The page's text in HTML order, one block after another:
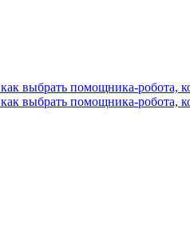
выбрать помощника‑робота,
выбрать помощника‑робота,